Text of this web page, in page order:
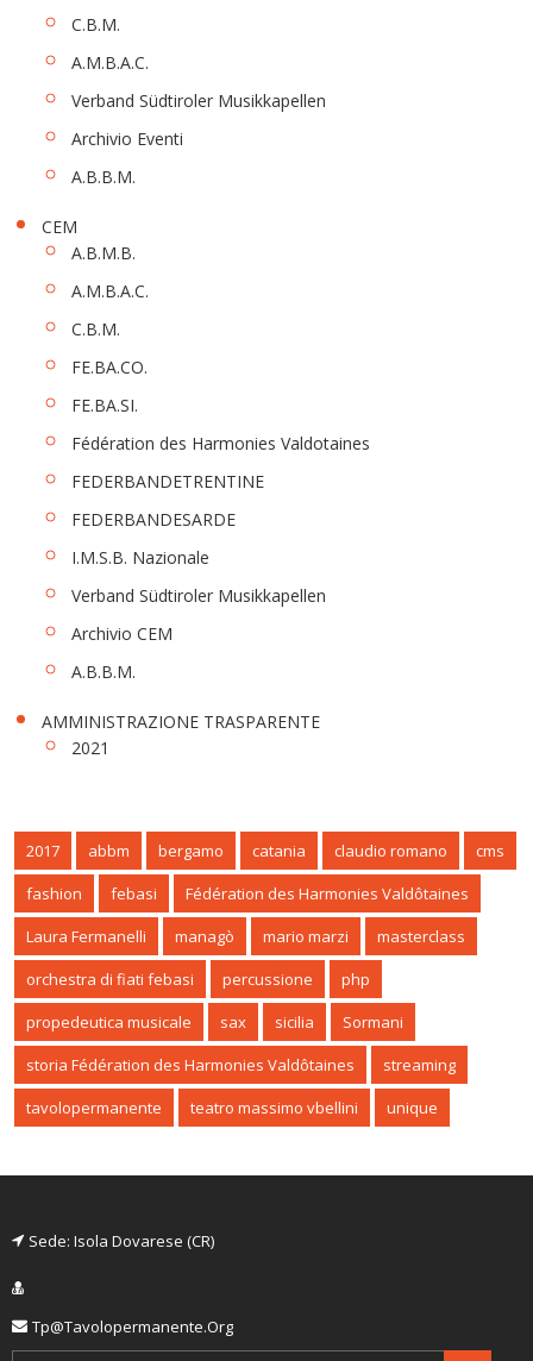
C.B.M.
A.M.B.A.C.
Verband Südtiroler Musikkapellen
Archivio Eventi
A.B.B.M.
CEM
A.B.M.B.
A.M.B.A.C.
C.B.M.
FE.BA.CO.
FE.BA.SI.
Fédération des Harmonies Valdotaines
FEDERBANDETRENTINE
FEDERBANDESARDE
I.M.S.B. Nazionale
Verband Südtiroler Musikkapellen
Archivio CEM
A.B.B.M.
AMMINISTRAZIONE TRASPARENTE
2021
2017 abbm bergamo catania claudio romano
cms
fashion
febasi
Fédération des Harmonies Valdôtaines
Laura Fermanelli
managò mario marzi
masterclass
orchestra di fiati febasi
percussione
php
propedeutica musicale
sax sicilia
Sormani
storia Fédération des Harmonies Valdôtaines
streaming
tavolopermanente
teatro massimo vbellini unique
Sede: Isola Dovarese (CR)
Tp@tavolopermanente.org